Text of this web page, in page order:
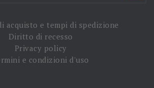
acquisto e tempi di spedizione
Diritto di recesso
Privacy policy
e condizioni d'uso